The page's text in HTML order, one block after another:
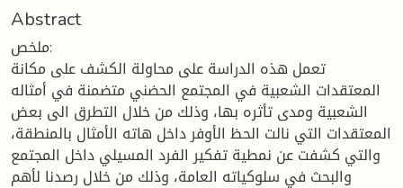
Abstract
ملخص:
تعمل هذه الدراسة على محاولة الكشف على مكانة
المعتقدات الشعبية في المجتمع الحضني متضمنة في أمثاله
الشعبية ومدى تأثره بها، وذلك من خلال التطرق الى بعض
المعتقدات التي نالت الحظ الأوفر داخل هاته الأمثال بالمنطقة،
والتي كشفت عن نمطية تفكير الفرد المسيلي داخل المجتمع
والبحث في سلوكياته العامة، وذلك من خلال رصدنا لأهم